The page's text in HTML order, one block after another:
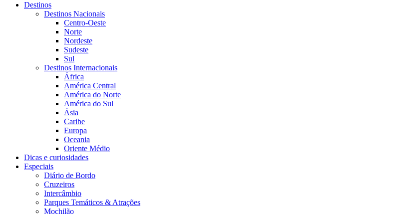
Destinos
Destinos Nacionais
Centro-Oeste
Norte
Nordeste
Sudeste
Sul
Destinos Internacionais
África
América Central
América do Norte
América do Sul
Ásia
Caribe
Europa
Oceania
Oriente Médio
Dicas e curiosidades
Especiais
Diário de Bordo
Cruzeiros
Intercâmbio
Parques Temáticos & Atrações
Mochilão